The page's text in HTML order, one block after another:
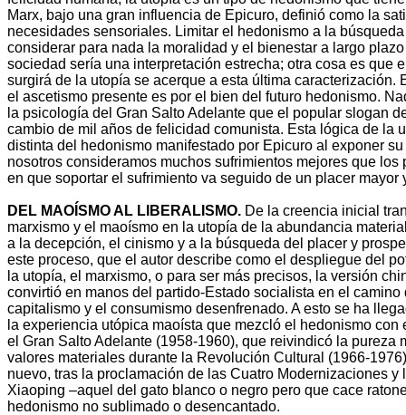
Marx, bajo una gran influencia de Epicuro, definió como la
necesidades sensoriales. Limitar el hedonismo a la
considerar para nada la moralidad y el bienestar a largo
sociedad sería una interpretación estrecha; otra cosa es que
surgirá de la utopía se acerque a esta última caracterización.
el ascetismo presente es por el bien del futuro hedonismo.
la psicología del Gran Salto Adelante que el popular slogan
cambio de mil años de felicidad comunista. Esta lógica de la
distinta del hedonismo manifestado por Epicuro al exponer
nosotros consideramos muchos sufrimientos mejores que los
en que soportar el sufrimiento va seguido de un placer mayor
DEL MAOÍSMO AL LIBERALISMO. De la creencia inicial
marxismo y el maoísmo en la utopía de la abundancia
a la decepción, el cinismo y a la búsqueda del placer y
este proceso, que el autor describe como el despliegue del
la utopía, el marxismo, o para ser más precisos, la versión
convirtió en manos del partido-Estado socialista en el
capitalismo y el consumismo desenfrenado. A esto se ha
la experiencia utópica maoísta que mezcló el hedonismo con
el Gran Salto Adelante (1958-1960), que reivindicó la pureza
valores materiales durante la Revolución Cultural (1966-
nuevo, tras la proclamación de las Cuatro Modernizaciones y
Xiaoping –aquel del gato blanco o negro pero que cace
hedonismo no sublimado o desencantado.